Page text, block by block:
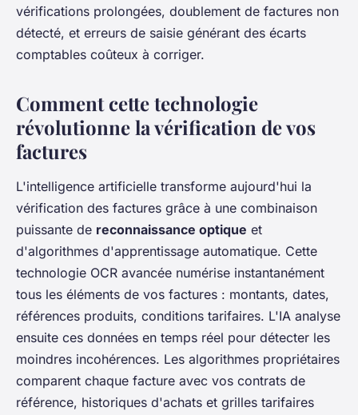
vérifications prolongées, doublement de factures non
détecté, et erreurs de saisie générant des écarts
comptables coûteux à corriger.
Comment cette technologie
révolutionne la vérification de vos
factures
L'intelligence artificielle transforme aujourd'hui la
vérification des factures grâce à une combinaison
puissante de reconnaissance optique et
d'algorithmes d'apprentissage automatique. Cette
technologie OCR avancée numérise instantanément
tous les éléments de vos factures : montants, dates,
références produits, conditions tarifaires. L'IA analyse
ensuite ces données en temps réel pour détecter les
moindres incohérences. Les algorithmes propriétaires
comparent chaque facture avec vos contrats de
référence, historiques d'achats et grilles tarifaires